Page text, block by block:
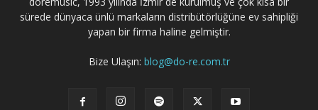
sürede dünyaca ünlü markaların distribütörlüğüne ev sahipliği
yapan bir firma haline gelmiştir.
Bize Ulaşın: blog@do-re.com.tr